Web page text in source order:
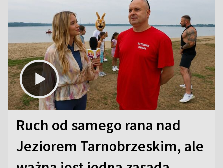
Ruch od samego rana nad
Jeziorem Tarnobrzeskim, ale